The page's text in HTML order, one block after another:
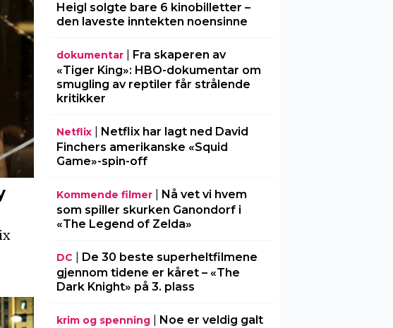
Heigl solgte bare 6 kinobilletter –
den laveste inntekten noensinne
dokumentar| Fra skaperen av
«Tiger King»: HBO-dokumentar om
smugling av reptiler får strålende
kritikker
Netflix| Netflix har lagt ned David
Finchers amerikanske «Squid
Game»-spin-off
Kommende filmer| Nå vet vi hvem
som spiller skurken Ganondorf i
«The Legend of Zelda»
DC
De 30 beste superheltfilmene
gjennom tidene er kåret – «The
Dark Knight» på 3. plass
krim og spenning| Noe er veldig galt